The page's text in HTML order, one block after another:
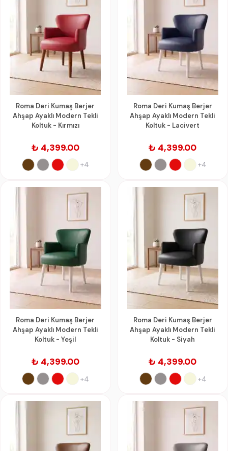
Roma Deri Kumaş Berjer
Ahşap Ayaklı Modern Tekli
Koltuk - Kırmızı
₺ 4,399.00
+4
Roma Deri Kumaş Berjer
Ahşap Ayaklı Modern Tekli
Koltuk - Lacivert
₺ 4,399.00
+4
Roma Deri Kumaş Berjer
Ahşap Ayaklı Modern Tekli
Koltuk - Yeşil
₺ 4,399.00
+4
Roma Deri Kumaş Berjer
Ahşap Ayaklı Modern Tekli
Koltuk - Siyah
₺ 4,399.00
+4